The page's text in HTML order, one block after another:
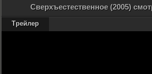
Сверхъестественное (2005)
Трейлер